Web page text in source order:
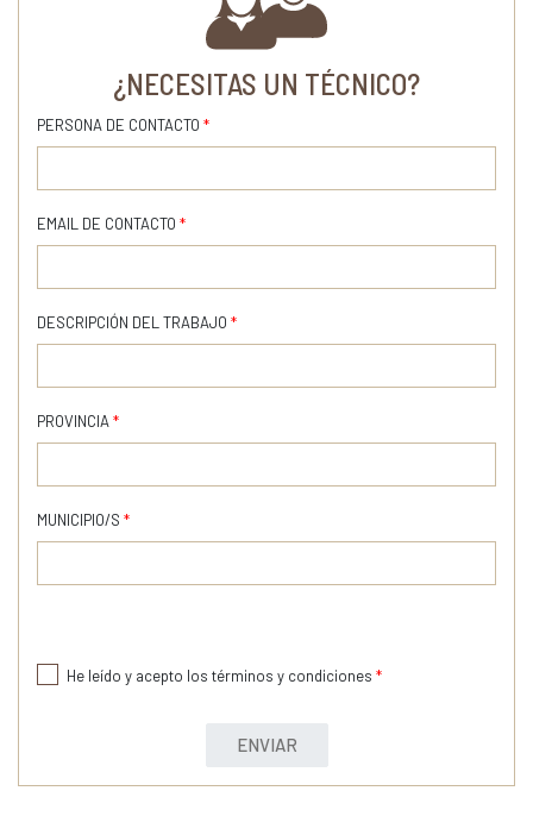
¿NECESITAS UN TÉCNICO?
PERSONA DE CONTACTO *
EMAIL DE CONTACTO *
DESCRIPCIÓN DEL TRABAJO *
PROVINCIA *
MUNICIPIO/S *
He leído y acepto los términos y condiciones *
ENVIAR